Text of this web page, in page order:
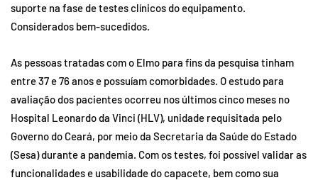
suporte na fase de testes clínicos do equipamento.
Considerados bem-sucedidos.
As pessoas tratadas com o Elmo para fins da pesquisa tinham
entre 37 e 76 anos e possuíam comorbidades. O estudo para
avaliação dos pacientes ocorreu nos últimos cinco meses no
Hospital Leonardo da Vinci (HLV), unidade requisitada pelo
Governo do Ceará, por meio da Secretaria da Saúde do Estado
(Sesa) durante a pandemia. Com os testes, foi possível validar as
funcionalidades e usabilidade do capacete, bem como sua